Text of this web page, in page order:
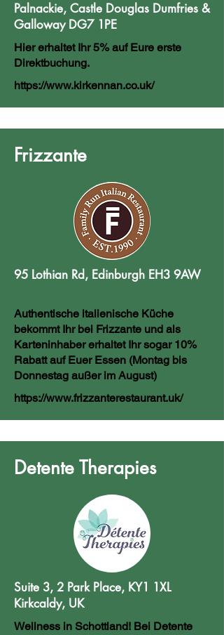
Palnackie, Castle Douglas Dumfries &
Galloway DG7 1PE
Hier erhaltet Ihr 5% auf Eure erste
Direktbuchung.
https://www.kirkennan.co.uk/
Frizzante
95 Lothian Rd, Edinburgh EH3 9AW
Authentische italienische Küche
bekommt Ihr bei Frizzante und als
Karteninhaber erhaltet Ihr sogar 10%
Rabatt auf Euer Essen (Montag bis
Donnestag außer im August)
https://www.frizzanterestaurant.uk/
Detente Therapies
Suite 3, 2 Park Place, KY1 1XL
Kirkcaldy, UK
Wellness in Schottland! Bei Detente